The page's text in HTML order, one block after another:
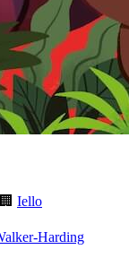
🏢 Iello
Harding